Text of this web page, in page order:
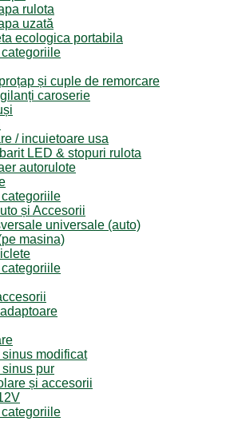
rulota
uzată
ecologica portabila
și cuple de remorcare
caroserie
/ incuietoare usa
LED & stopuri rulota
autorulote
și Accesorii
universale (auto)
masina)
sinus modificat
sinus pur
și accesorii